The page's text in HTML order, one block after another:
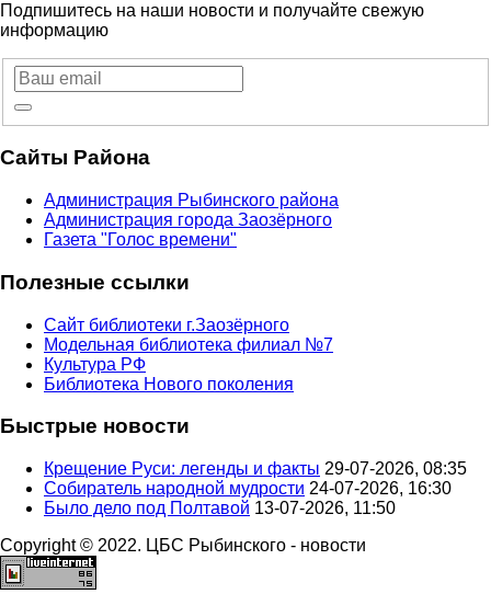
Подпишитесь на наши новости и получайте свежую
информацию
Сайты Района
Администрация Рыбинского района
Администрация города Заозёрного
Газета "Голос времени"
Полезные ссылки
Сайт библиотеки г.Заозёрного
Модельная библиотека филиал №7
Культура РФ
Библиотека Нового поколения
Быстрые новости
Крещение Руси: легенды и факты 29-07-2026, 08:35
Собиратель народной мудрости 24-07-2026, 16:30
Было дело под Полтавой 13-07-2026, 11:50
Copyright © 2022. ЦБС Рыбинского - новости